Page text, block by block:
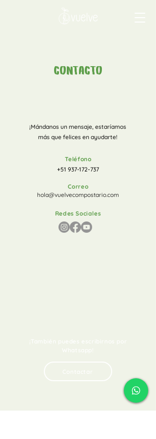
¡Mándanos un mensaje, estaríamos
más que felices en ayudarte!
Teléfono
+51 937-172-737
Correo
hola@vuelvecompostario.com
Redes Sociales
CONTACTO